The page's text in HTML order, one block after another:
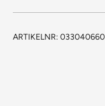
ARTIKELNR: